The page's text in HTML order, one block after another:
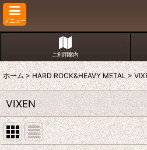
メニュー
ご利用案内
ホーム > HARD ROCK&HEAVY METAL >
VIXEN